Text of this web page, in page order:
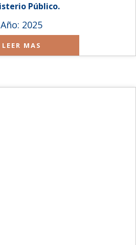
Público.
Año: 2025
LEER MAS